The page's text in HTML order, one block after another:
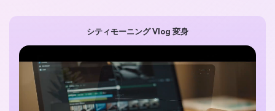
シティモーニング Vlog 変身